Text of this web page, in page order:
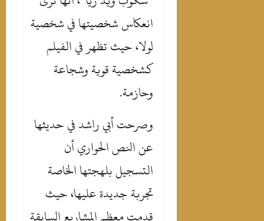
انعكاس شخصيتها في شخصية
لولا، حيث تظهر في الفيلم
كشخصية قوية وشجاعة
وحازمة.
‎وصرحت أبي راشد في حديثها
عن النص الحواري أن
التسجيل بلهجتها الخاصة
تجربة جديدة عليها، حيث